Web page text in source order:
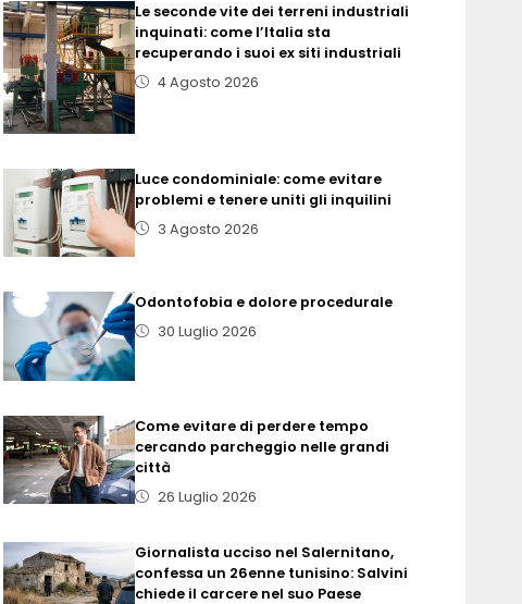
Le seconde vite dei terreni industriali
inquinati: come l’Italia sta
recuperando i suoi ex siti industriali
4 Agosto 2026
Luce condominiale: come evitare
problemi e tenere uniti gli inquilini
3 Agosto 2026
Odontofobia e dolore procedurale
30 Luglio 2026
Come evitare di perdere tempo
cercando parcheggio nelle grandi
città
26 Luglio 2026
Giornalista ucciso nel Salernitano,
confessa un 26enne tunisino: Salvini
chiede il carcere nel suo Paese